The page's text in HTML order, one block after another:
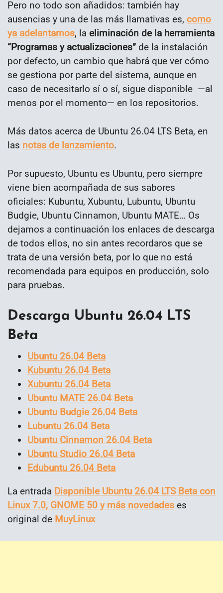
Pero no todo son añadidos: también hay
ausencias y una de las más llamativas es, como
ya adelantamos, la eliminación de la herramienta
“Programas y actualizaciones” de la instalación
por defecto, un cambio que habrá que ver cómo
se gestiona por parte del sistema, aunque en
caso de necesitarlo sí o sí, sigue disponible —al
menos por el momento— en los repositorios.
Más datos acerca de Ubuntu 26.04 LTS Beta, en
las notas de lanzamiento.
Por supuesto, Ubuntu es Ubuntu, pero siempre
viene bien acompañada de sus sabores
oficiales: Kubuntu, Xubuntu, Lubuntu, Ubuntu
Budgie, Ubuntu Cinnamon, Ubuntu MATE… Os
dejamos a continuación los enlaces de descarga
de todos ellos, no sin antes recordaros que se
trata de una versión beta, por lo que no está
recomendada para equipos en producción, solo
para pruebas.
Descarga Ubuntu 26.04 LTS
Beta
Ubuntu 26.04 Beta
Kubuntu 26.04 Beta
Xubuntu 26.04 Beta
Ubuntu MATE 26.04 Beta
Ubuntu Budgie 26.04 Beta
Lubuntu 26.04 Beta
Ubuntu Cinnamon 26.04 Beta
Ubuntu Studio 26.04 Beta
Edubuntu 26.04 Beta
La entrada Disponible Ubuntu 26.04 LTS Beta con
Linux 7.0, GNOME 50 y más novedades es
original de MuyLinux